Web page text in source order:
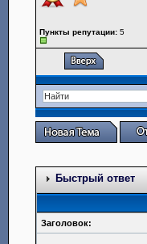
Пункты репутации: 5
Быстрый ответ
Заголовок: